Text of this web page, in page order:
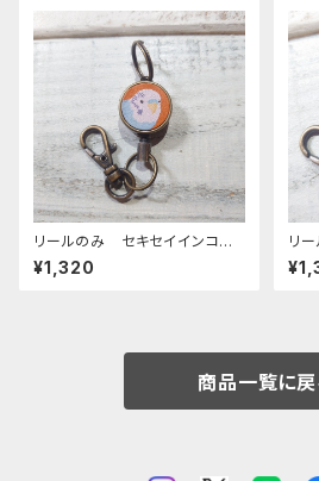
リールのみ セキセイインコ
ノーマルブルー キャメル せき
せいいんこ
¥1,320
リ
顔
め
商品一覧に戻